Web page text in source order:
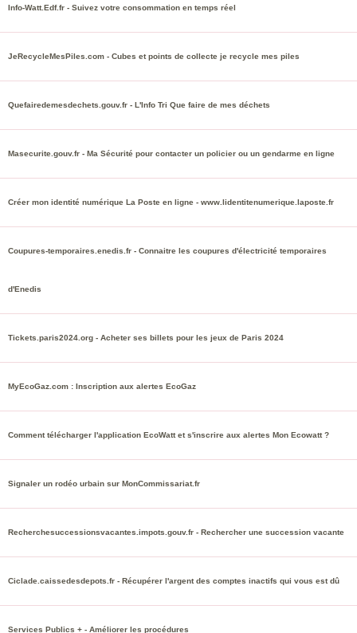
Info-Watt.Edf.fr - Suivez votre consommation en temps réel
JeRecycleMesPiles.com - Cubes et points de collecte je recycle mes piles
Quefairedemesdechets.gouv.fr - L'Info Tri Que faire de mes déchets
Masecurite.gouv.fr - Ma Sécurité pour contacter un policier ou un gendarme en ligne
Créer mon identité numérique La Poste en ligne - www.lidentitenumerique.laposte.fr
Coupures-temporaires.enedis.fr - Connaitre les coupures d'électricité temporaires
d'Enedis
Tickets.paris2024.org - Acheter ses billets pour les jeux de Paris 2024
MyEcoGaz.com : Inscription aux alertes EcoGaz
Comment télécharger l'application EcoWatt et s'inscrire aux alertes Mon Ecowatt ?
Signaler un rodéo urbain sur MonCommissariat.fr
Recherchesuccessionsvacantes.impots.gouv.fr - Rechercher une succession vacante
Ciclade.caissedesdepots.fr - Récupérer l'argent des comptes inactifs qui vous est dû
Services Publics + - Améliorer les procédures